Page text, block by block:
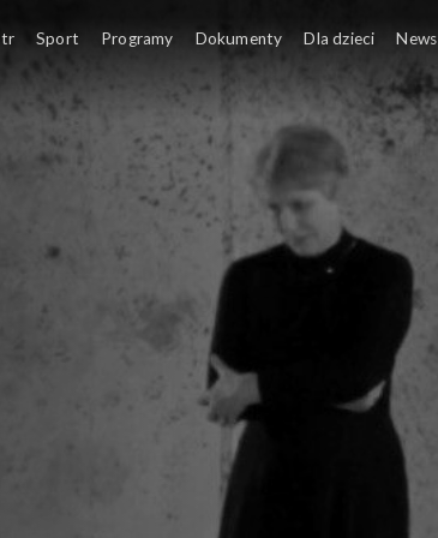
Sport Programy Dokumenty Dla dzieci News